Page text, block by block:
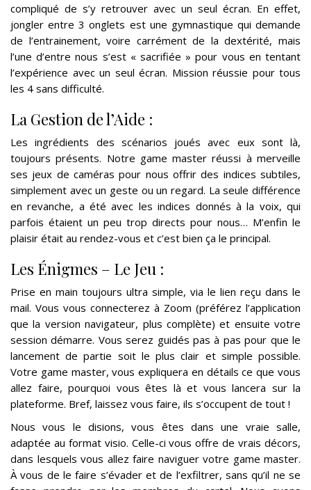
compliqué de s’y retrouver avec un seul écran. En effet,
jongler entre 3 onglets est une gymnastique qui demande
de l’entrainement, voire carrément de la dextérité, mais
l’une d’entre nous s’est « sacrifiée » pour vous en tentant
l’expérience avec un seul écran. Mission réussie pour tous
les 4 sans difficulté.
La Gestion de l’Aide :
Les ingrédients des scénarios joués avec eux sont là,
toujours présents. Notre game master réussi à merveille
ses jeux de caméras pour nous offrir des indices subtiles,
simplement avec un geste ou un regard. La seule différence
en revanche, a été avec les indices donnés à la voix, qui
parfois étaient un peu trop directs pour nous… M’enfin le
plaisir était au rendez-vous et c’est bien ça le principal.
Les Énigmes – Le Jeu :
Prise en main toujours ultra simple, via le lien reçu dans le
mail. Vous vous connecterez à Zoom (préférez l’application
que la version navigateur, plus complète) et ensuite votre
session démarre. Vous serez guidés pas à pas pour que le
lancement de partie soit le plus clair et simple possible.
Votre game master, vous expliquera en détails ce que vous
allez faire, pourquoi vous êtes là et vous lancera sur la
plateforme. Bref, laissez vous faire, ils s’occupent de tout !
Nous vous le disions, vous êtes dans une vraie salle,
adaptée au format visio. Celle-ci vous offre de vrais décors,
dans lesquels vous allez faire naviguer votre game master.
À vous de le faire s’évader et de l’exfiltrer, sans qu’il ne se